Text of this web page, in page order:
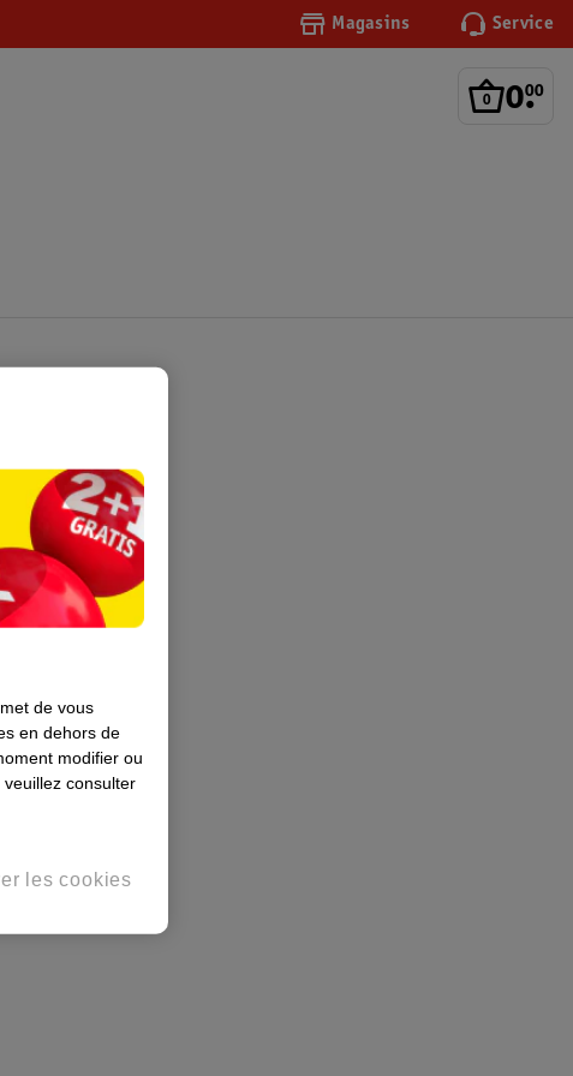
Magasins Service
0.
00
de vous
en dehors de
modifier ou
consulter
les cookies